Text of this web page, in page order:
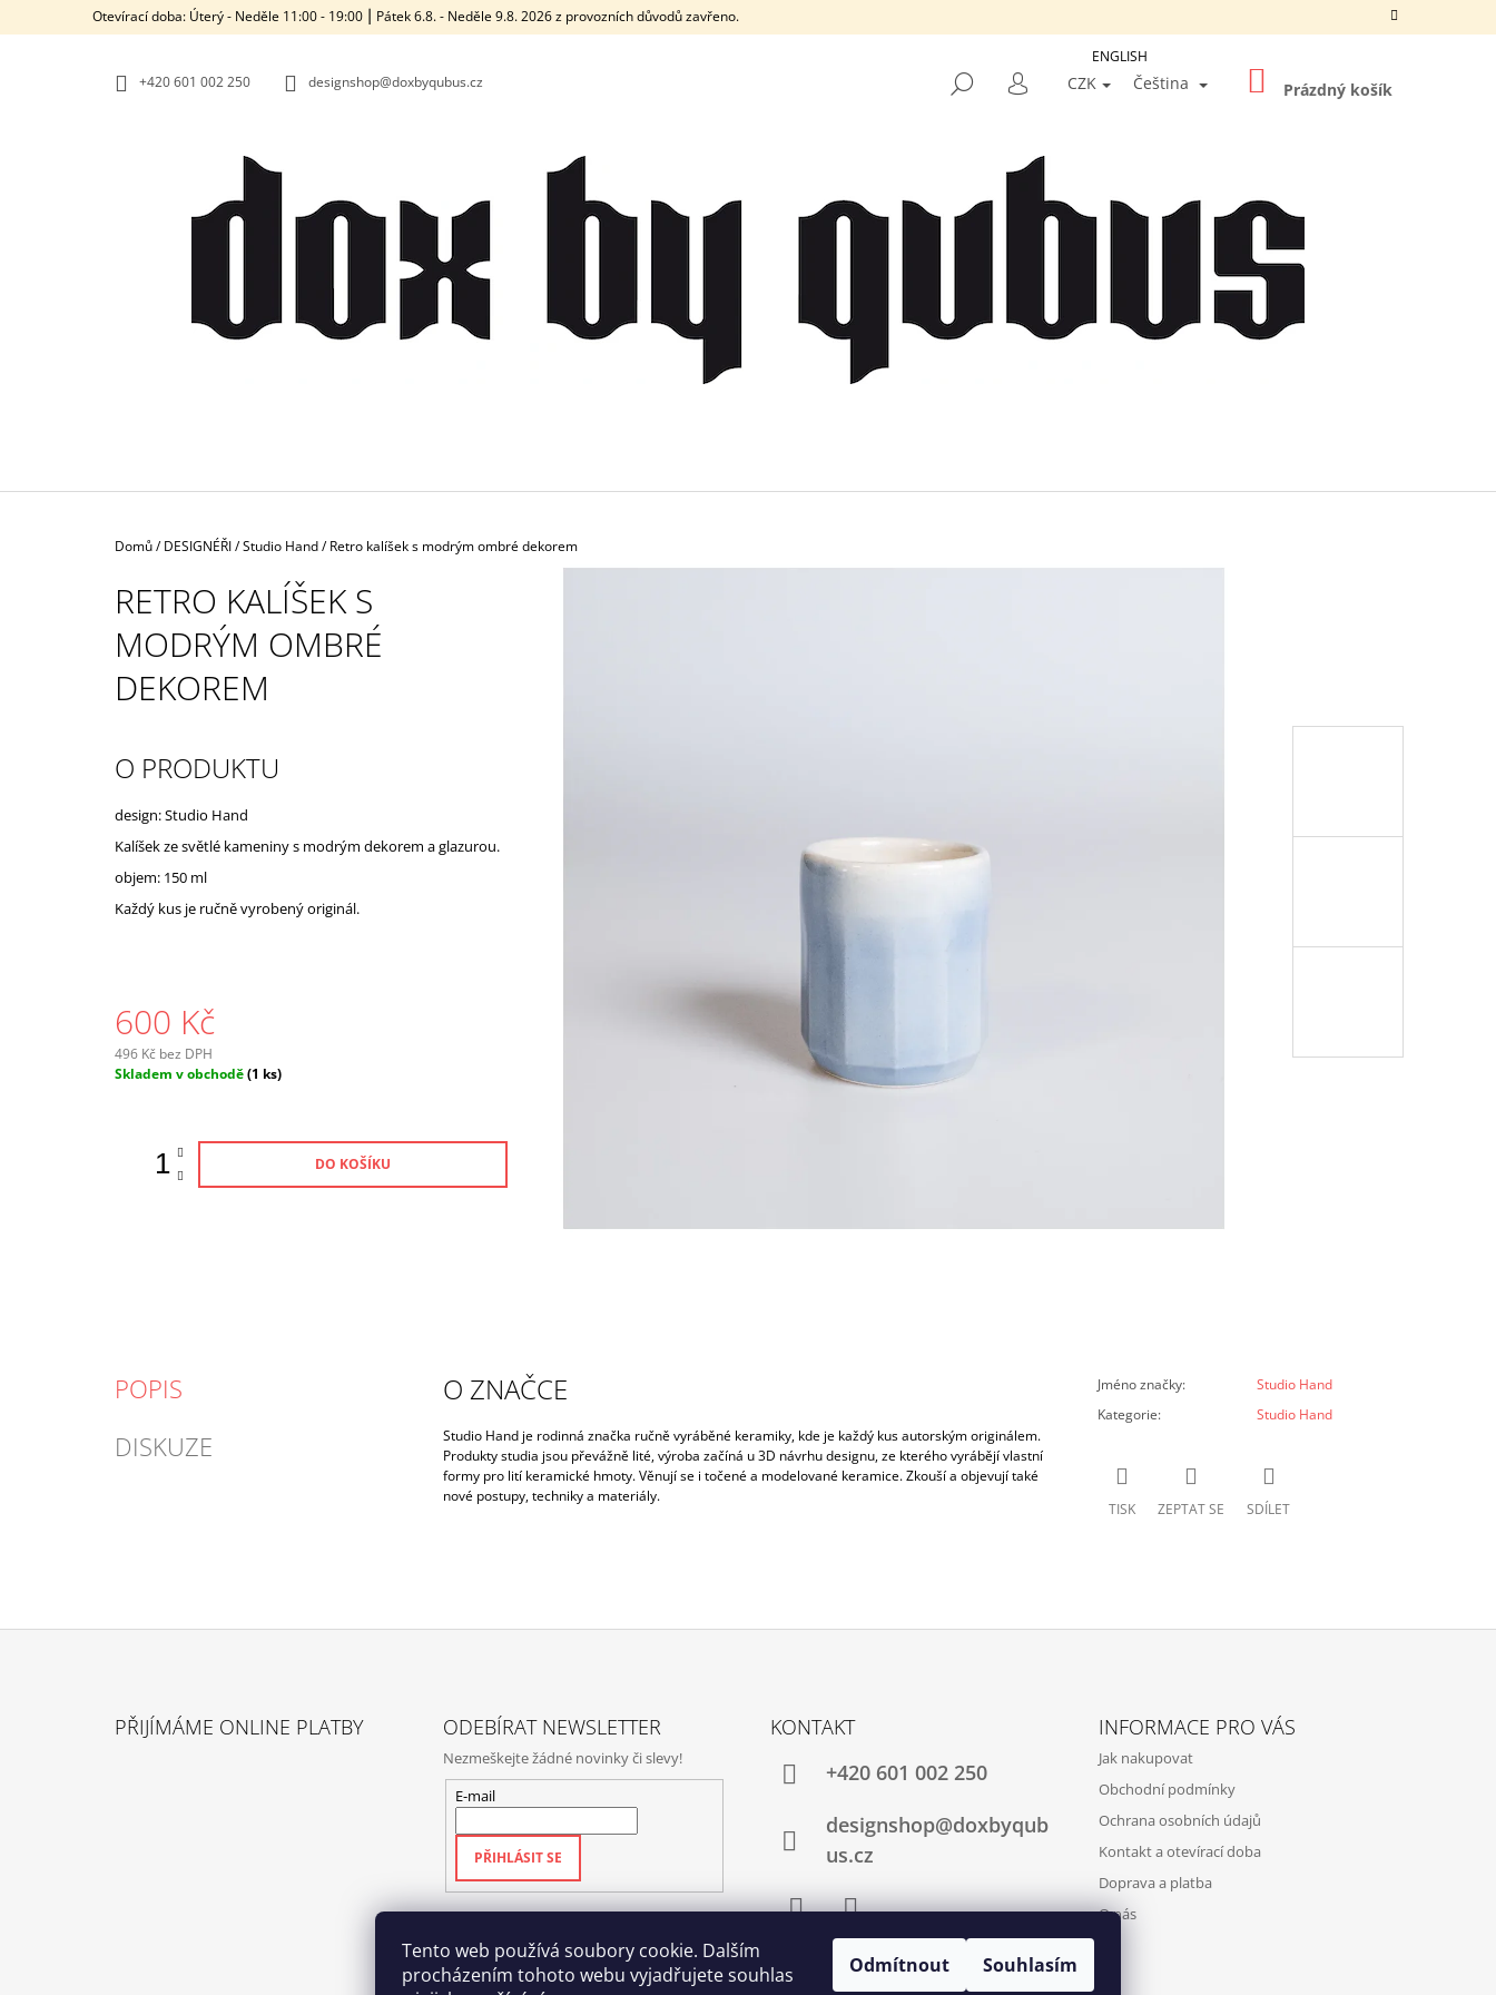
Tento web používá soubory cookie. Dalším
procházením tohoto webu vyjadřujete souhlas
Odmítnout Souhlasím
Otevírací doba: Úterý - Neděle 11:00 - 19:00 ⎮ Pátek 6.8. - Neděle 9.8. 2026 z provozních důvodů zavřeno.
+420‭ 601 002 250 designshop@doxbyqubus.cz HLEDAT
PŘIHLÁŠENÍ
CZK Čeština NÁKUPNÍ
KOŠÍK
Prázdný košík
Domů/ DESIGNÉŘI/Studio Hand/ Retro kalíšek s modrým ombré dekorem
RETRO KALÍŠEK S
MODRÝM OMBRÉ
DEKOREM
O PRODUKTU
design: Studio Hand
Kalíšek ze světlé kameniny s modrým dekorem a glazurou.
objem: 150 ml
Každý kus je ručně vyrobený originál.
600 Kč
496 Kč bez DPH
Měrná
Skladem v obchodě(1 ks)
DO KOŠÍKU
POPIS
DISKUZE
O ZNAČCE
Studio Hand je rodinná značka ručně vyráběné keramiky, kde je každý kus autorským originálem.
Produkty studia jsou převážně lité, výroba začíná u 3D návrhu designu, ze kterého vyrábějí vlastní
formy pro lití keramické hmoty. Věnují se i točené a modelované keramice. Zkouší a objevují také
nové postupy, techniky a materiály.
Jméno značky:
Studio Hand
Kategorie: Studio Hand
TISK ZEPTAT SE SDÍLET
O
DOPORUČUJEME
PŘIJÍMÁME ONLINE PLATBY ODEBÍRAT NEWSLETTER
Nezmeškejte žádné novinky či slevy!
E-mail
PŘIHLÁSIT SE
KONTAKT
+420‭ 601 002 250
designshop@doxbyqub
us.cz
FacebookInstagram
INFORMACE PRO VÁS
Jak nakupovat
Obchodní podmínky
Ochrana osobních údajů
Kontakt a otevírací doba
Doprava a platba
O nás
ENGLISH